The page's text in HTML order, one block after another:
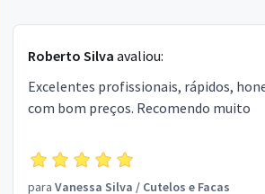
Roberto Silva avaliou:
Excelentes profissionais, rápidos,
com bom preços. Recomendo muito
para Vanessa Silva / Cutelos e Facas